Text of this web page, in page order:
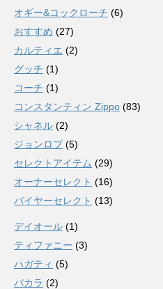
オギー&コックローチ (6)
おすすめ (27)
カルティエ (2)
グッチ (1)
コーチ (1)
コンスタンティン Zippo (83)
シャネル (2)
ジョンロブ (5)
セレクトアイテム (29)
オーナーセレクト (16)
バイヤーセレクト (13)
デイオール (1)
ティファニー (3)
ハガティ (5)
バカラ (2)